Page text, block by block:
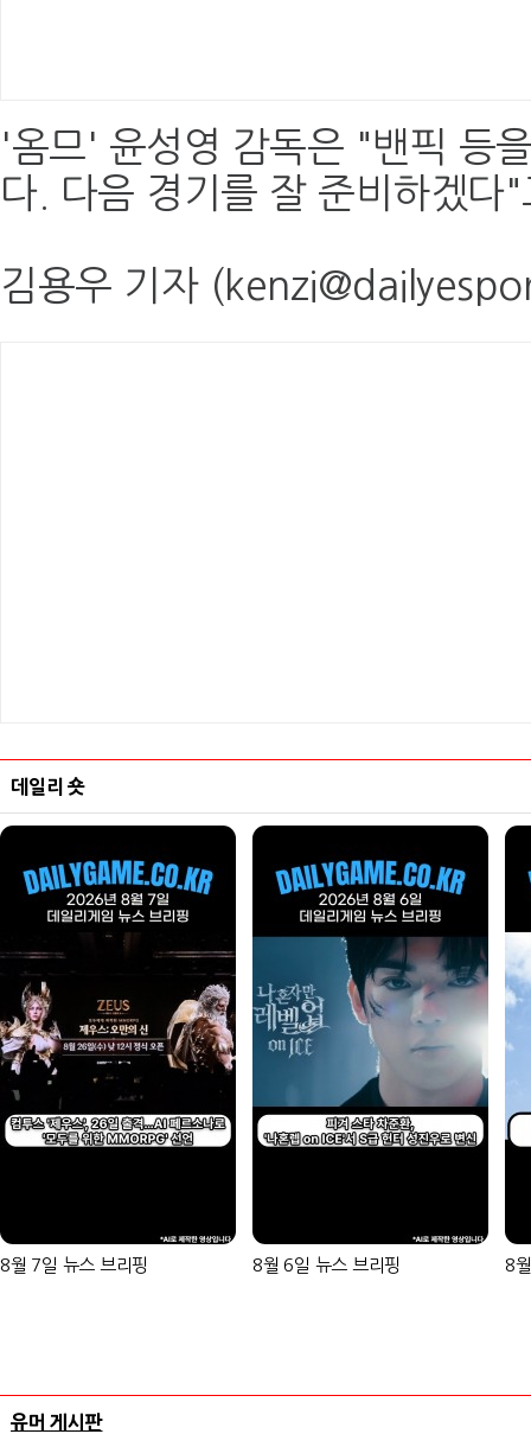
'옴므' 윤성영 감독은 "밴픽 등
다. 다음 경기를 잘 준비하겠다
김용우 기자
데일리 숏
8월 7일 뉴스 브리핑 8월 6일 뉴스 브리핑 8
유머 게시판